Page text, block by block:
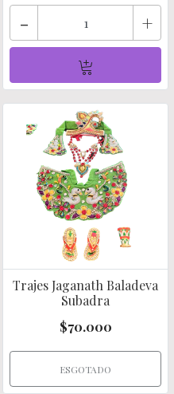
- +
Trajes Jaganath Baladeva
Subadra
$70.000
ESGOTADO